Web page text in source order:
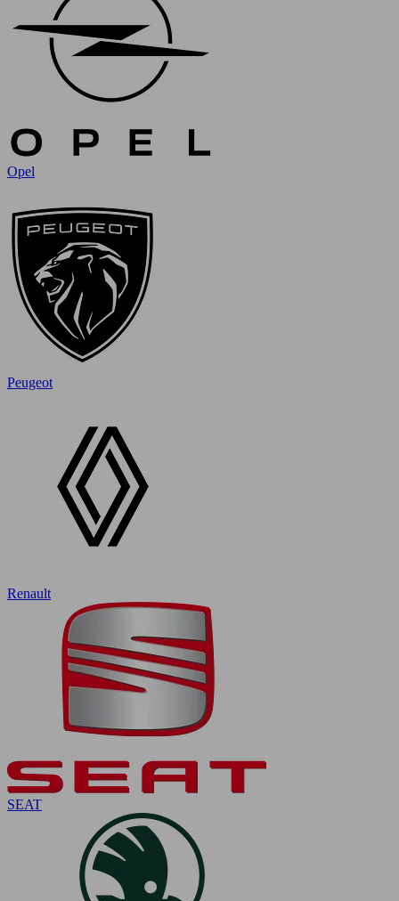
Opel
Peugeot
Renault
SEAT